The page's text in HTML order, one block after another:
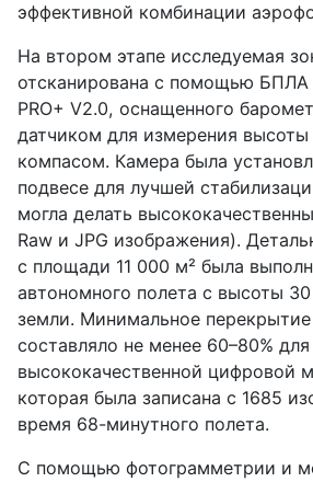
эффективной комбинации
На втором этапе исследуемая
отсканирована с помощью БПЛА
PRO+ V2.0, оснащенного
датчиком для измерения высоты
компасом. Камера была
подвесе для лучшей
могла делать
Raw и JPG изображения).
с площади 11 000 м² была
автономного полета с высоты
земли. Минимальное
составляло не менее 60–80% для
высококачественной цифровой
которая была записана с 1685
время 68-минутного полета.
С помощью фотограмметрии и